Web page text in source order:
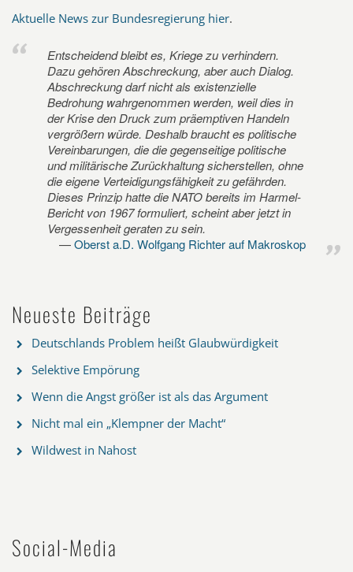
Aktuelle News zur Bundesregierung hier.
Entscheidend bleibt es, Kriege zu verhindern.
Dazu gehören Abschreckung, aber auch Dialog.
Abschreckung darf nicht als existenzielle
Bedrohung wahrgenommen werden, weil dies in
der Krise den Druck zum präemptiven Handeln
vergrößern würde. Deshalb braucht es politische
Vereinbarungen, die die gegenseitige politische
und militärische Zurückhaltung sicherstellen, ohne
die eigene Verteidigungsfähigkeit zu gefährden.
Dieses Prinzip hatte die NATO bereits im Harmel-
Bericht von 1967 formuliert, scheint aber jetzt in
Vergessenheit geraten zu sein.
Oberst a.D. Wolfgang Richter auf Makroskop
Neueste Beiträge
Deutschlands Problem heißt Glaubwürdigkeit
Selektive Empörung
Wenn die Angst größer ist als das Argument
Nicht mal ein „Klempner der Macht“
Wildwest in Nahost
Social-Media